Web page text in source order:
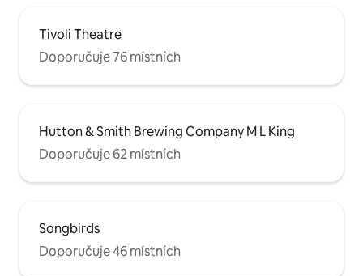
Tivoli Theatre
Doporučuje 76 místních
Hutton & Smith Brewing Company M L King
Doporučuje 62 místních
Songbirds
Doporučuje 46 místních